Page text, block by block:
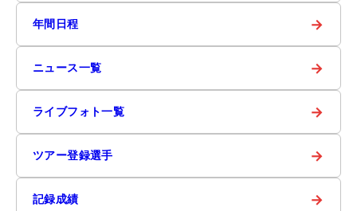
年間日程 →
ニュース一覧 →
ライブフォト一覧 →
ツアー登録選手 →
記録成績 →